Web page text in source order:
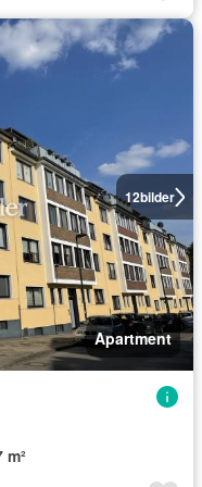
12bilder
Apartment
m²